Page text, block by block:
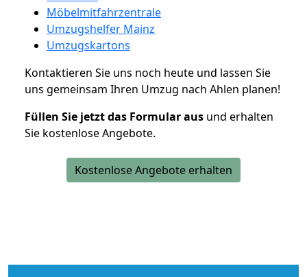
Möbelmitfahrzentrale
Umzugshelfer Mainz
Umzugskartons
Kontaktieren Sie uns noch heute und lassen Sie
uns gemeinsam Ihren Umzug nach Ahlen planen!
Füllen Sie jetzt das Formular aus und erhalten
Sie kostenlose Angebote.
Kostenlose Angebote erhalten